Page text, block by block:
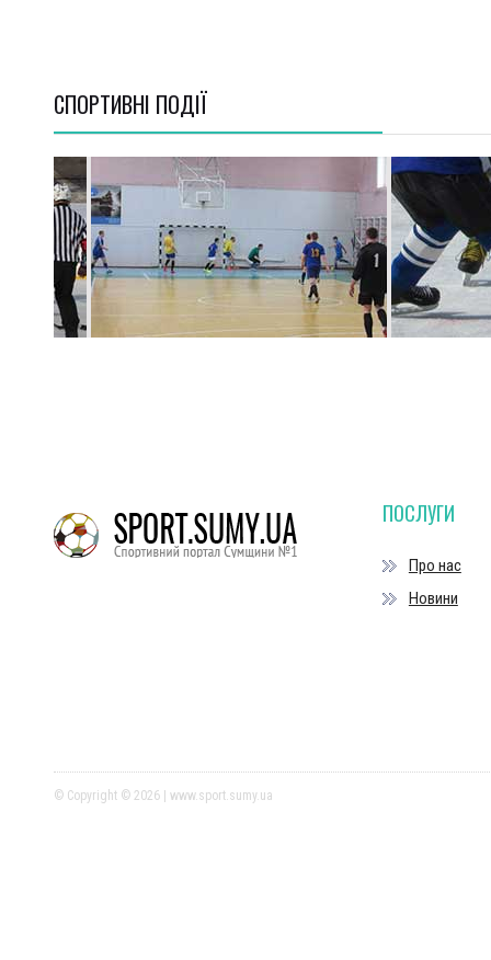
СПОРТИВНI ПОДІЇ
ПОСЛУГИ
Про нас
Новини
© Copyright © 2026 | www.sport.sumy.ua